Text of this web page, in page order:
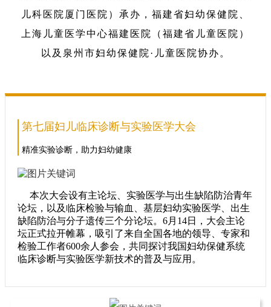
儿科医院厦门医院）承办，福建省妇幼保健院、
上海儿童医学中心福建医院（福建省儿童医院）
以及泉州市妇幼保健院·儿童医院协办。
第七届妇儿临床诊断与实验医学大会
精准实验诊断，助力妇幼健康
本次大会设有主论坛、实验医学与出生缺陷防治青年
论坛，以及临床检验与输血、基层妇幼实验医学、出生
缺陷防治与分子遗传三个分论坛。6月14日，大会主论
坛正式拉开帷幕，吸引了来自全国各地的领导、专家和
检验工作者600余人参会，共同探讨我国妇幼保健系统
临床诊断与实验医学新技术的普及与应用。